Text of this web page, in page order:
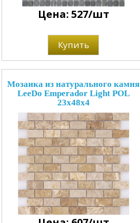
Цена: 527/шт
Купить
Мозаика из натурального камня
LeeDo Emperador Light POL
23x48x4